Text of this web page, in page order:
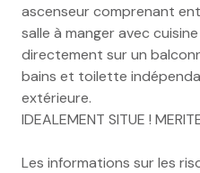
ascenseur comprenant
salle à manger avec
directement sur un
bains et toilette
extérieure.
IDEALEMENT SITUE !
Les informations sur les